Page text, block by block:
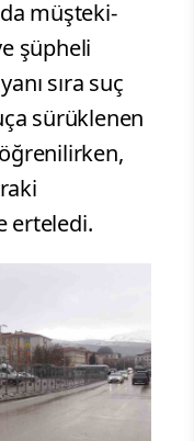
müşteki-
şüpheli
sıra suç
sürüklenen
erteledi.